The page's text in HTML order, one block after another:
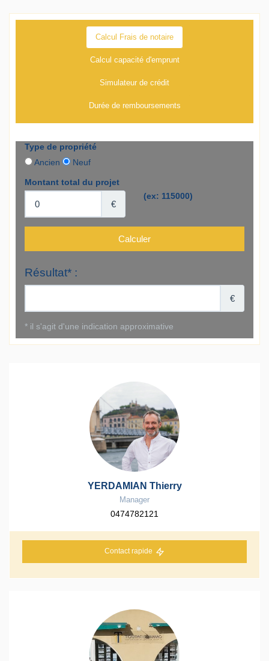
Calcul Frais de notaire
Calcul capacité d'emprunt
Simulateur de crédit
Durée de remboursements
YERDAMIAN Thierry
Manager
0474782121
Contact rapide